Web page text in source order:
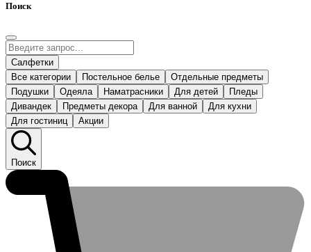
Поиск
Салфетки
Все категории
Постельное белье
Отдельные предметы
Подушки
Одеяла Наматрасники Для детей
Пледы
Дивандек
Предметы декора Для ванной
Для кухни
Для гостиниц
Акции
Поиск